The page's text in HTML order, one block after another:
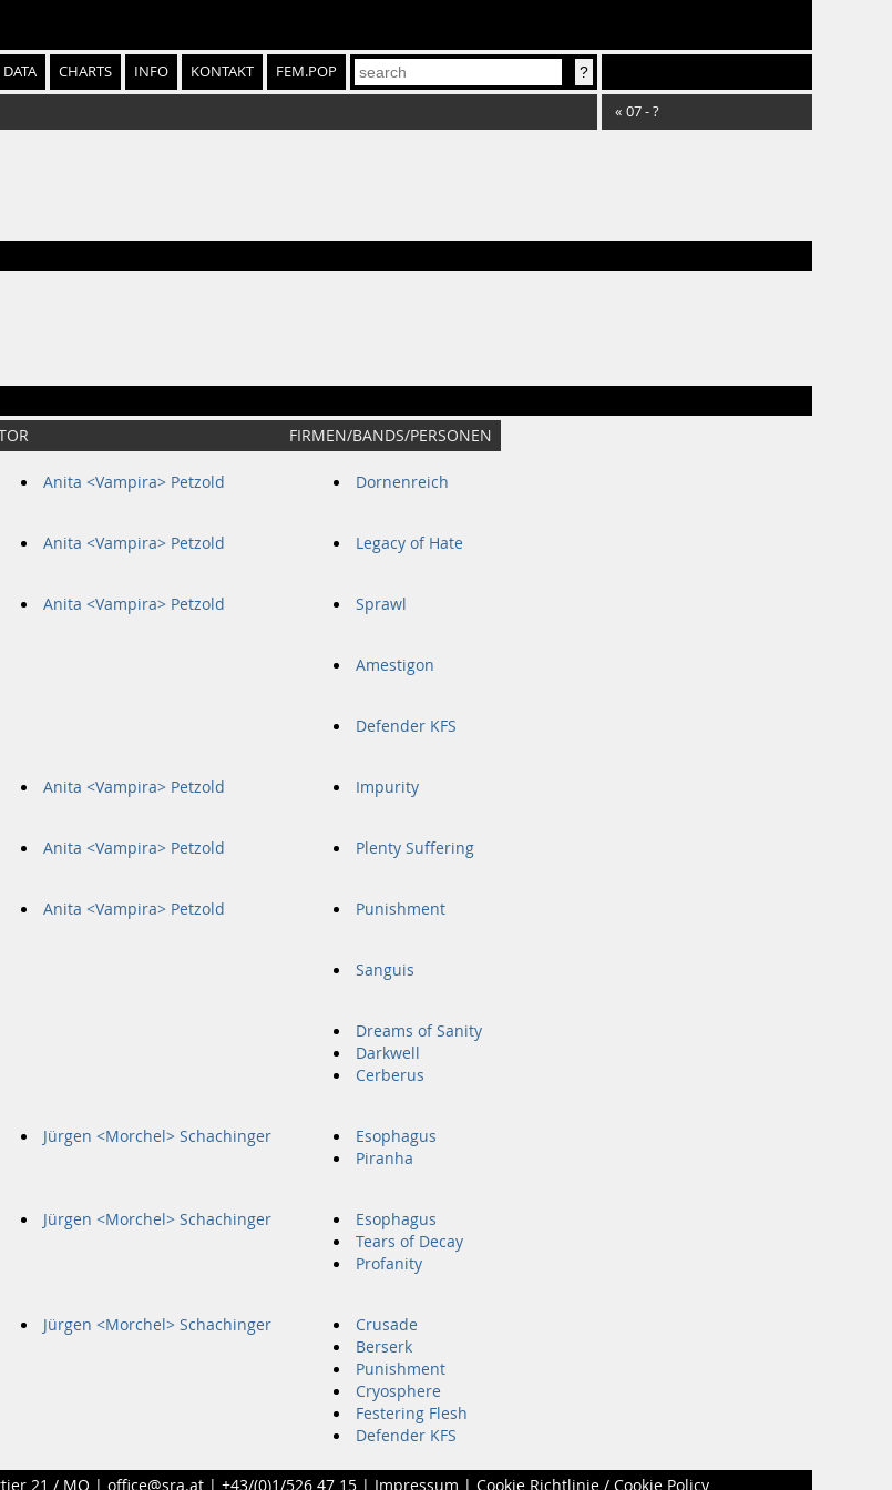
DATA CHARTS INFO KONTAKT FEM.POP
« 07 - ?
FIRMEN/BANDS/PERSONEN
Anita <Vampira> Petzold Dornenreich
Anita <Vampira> Petzold Legacy of Hate
Anita <Vampira> Petzold Sprawl
Amestigon
Defender KFS
Anita <Vampira> Petzold Impurity
Anita <Vampira> Petzold Plenty Suffering
Anita <Vampira> Petzold Punishment
Sanguis
Dreams of Sanity
Darkwell
Cerberus
Jürgen <Morchel> Schachinger
Esophagus
Piranha
Jürgen <Morchel> Schachinger
Esophagus
Tears of Decay
Profanity
Jürgen <Morchel> Schachinger
Crusade
Berserk
Punishment
Cryosphere
Festering Flesh
Defender KFS
21 / MQ | office@sra.at | +43/(0)1/526 47 15 | Impressum | Cookie Richtlinie / Cookie Policy